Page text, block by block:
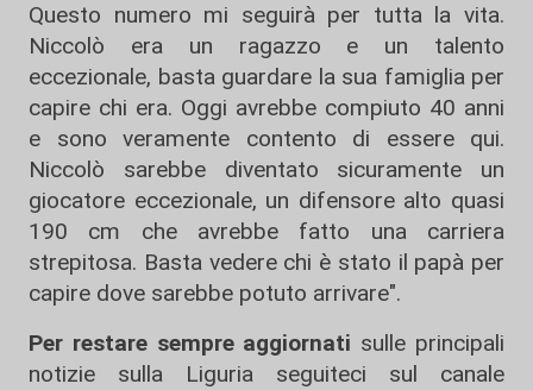
Questo numero mi seguirà per tutta la vita.
Niccolò era un ragazzo e un talento
eccezionale, basta guardare la sua famiglia per
capire chi era. Oggi avrebbe compiuto 40 anni
e sono veramente contento di essere qui.
Niccolò sarebbe diventato sicuramente un
giocatore eccezionale, un difensore alto quasi
190 cm che avrebbe fatto una carriera
strepitosa. Basta vedere chi è stato il papà per
capire dove sarebbe potuto arrivare".
Per restare sempre aggiornati sulle principali
notizie sulla Liguria seguiteci sul canale